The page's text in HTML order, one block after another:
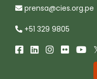
prensa@cies.org.pe
+51 329 9805